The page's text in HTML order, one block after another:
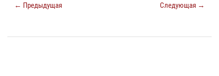
← Предыдущая Следующая →